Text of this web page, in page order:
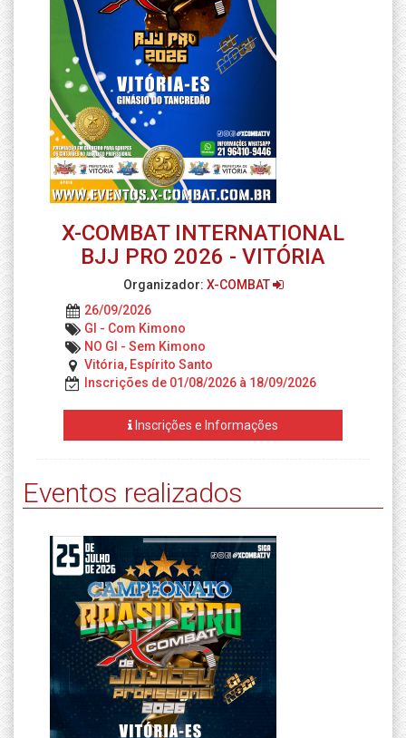
X-COMBAT INTERNATIONAL
BJJ PRO 2026 - VITÓRIA
Organizador: X-COMBAT
26/09/2026
GI - Com Kimono
NO GI - Sem Kimono
Vitória, Espírito Santo
Inscrições de 01/08/2026 à 18/09/2026
Inscrições e Informações
Eventos realizados